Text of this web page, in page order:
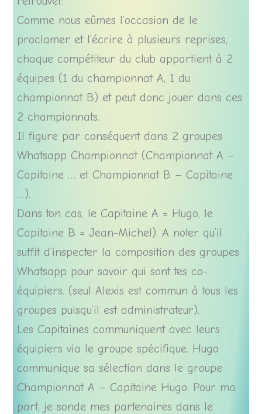
Comme nous eûmes l’occasion de le
proclamer et l’écrire à plusieurs reprises,
chaque compétiteur du club appartient à 2
équipes (1 du championnat A, 1 du
championnat B) et peut donc jouer dans ces
2 championnats.
Il figure par conséquent dans 2 groupes
Whatsapp Championnat (Championnat A –
Capitaine … et Championnat B – Capitaine
…).
Dans ton cas, le Capitaine A = Hugo, le
Capitaine B = Jean-Michel). A noter qu’il
suffit d’inspecter la composition des groupes
Whatsapp pour savoir qui sont tes co-
équipiers. (seul Alexis est commun à tous les
groupes puisqu’il est administrateur).
Les Capitaines communiquent avec leurs
équipiers via le groupe spécifique. Hugo
communique sa sélection dans le groupe
Championnat A – Capitaine Hugo. Pour ma
part, je sonde mes partenaires dans le